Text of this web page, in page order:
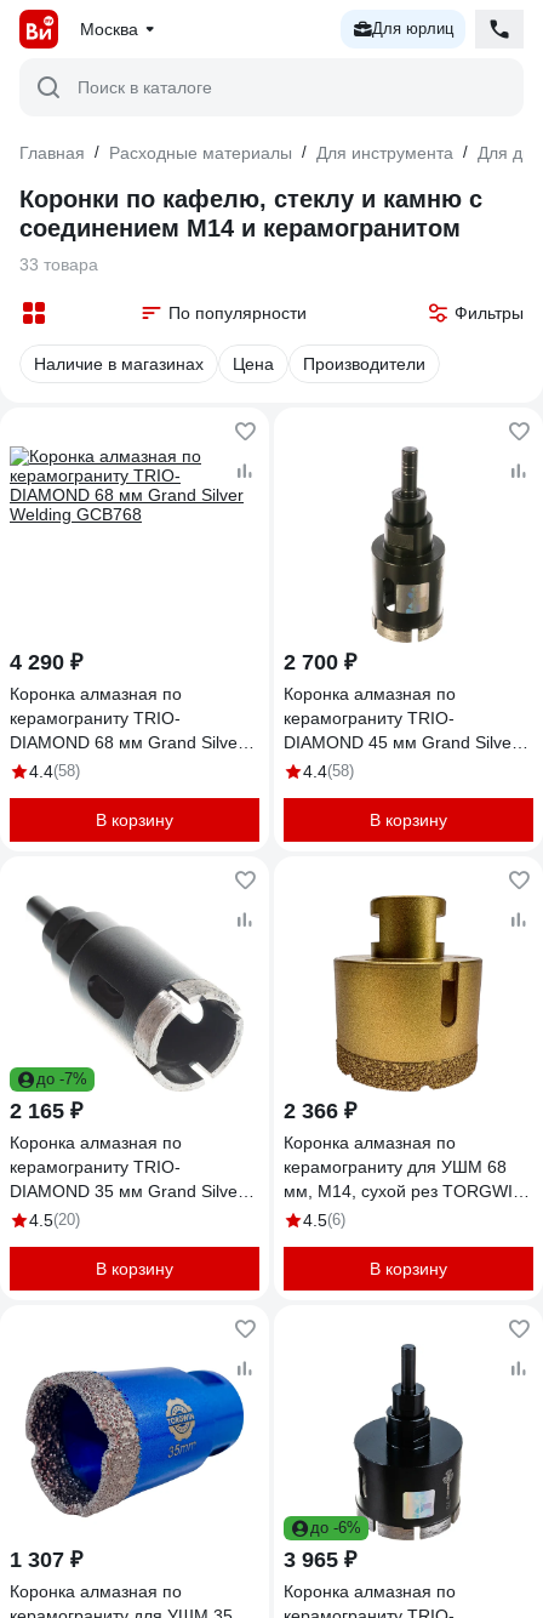
Москва Для юрлиц
Поиск в каталоге
Главная / Расходные материалы / Для инструмента / Для
Коронки по кафелю, стеклу и камню с
соединением М14 и керамогранитом
33 товара
По популярности Фильтры
Наличие в магазинах Цена Производители
4 290 ₽
Коронка алмазная по
керамограниту TRIO-
DIAMOND 68 мм Grand Silver
Welding GCB768
4.4(58)
В корзину
2 700 ₽
Коронка алмазная по
керамограниту TRIO-
DIAMOND 45 мм Grand Silver
Welding GCB764
4.4(58)
В корзину
до -7%
2 165 ₽
Коронка алмазная по
керамограниту TRIO-
DIAMOND 35 мм Grand Silver
Welding GCB773
4.5(20)
В корзину
2 366 ₽
Коронка алмазная по
керамограниту для УШМ 68
мм, М14, сухой рез TORGWIN
T948138
4.5(6)
В корзину
1 307 ₽
Коронка алмазная по
до -6%
3 965 ₽
Коронка алмазная по